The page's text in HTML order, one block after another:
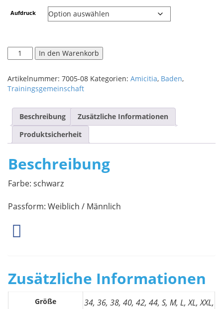
Aufdruck
In den Warenkorb
Artikelnummer: 7005-08 Kategorien: Amicitia, Baden,
Trainingsgemeinschaft
Beschreibung
Zusätzliche Informationen
Produktsicherheit
Beschreibung
Farbe: schwarz
Passform: Weiblich / Männlich
Zusätzliche Informationen
Größe
34, 36, 38, 40, 42, 44, S, M, L, XL, XXL,